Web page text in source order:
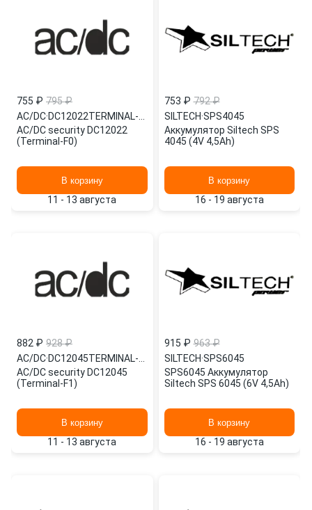
755 ₽ 795 ₽
AC/DC·
AC/DC security DC12022
(Terminal-F0)
В корзину
11 - 13 августа
753 ₽ 792 ₽
SILTECH·SPS4045
Аккумулятор Siltech SPS
4045 (4V 4,5Ah)
В корзину
16 - 19 августа
882 ₽ 928 ₽
AC/DC·
AC/DC security DC12045
(Terminal-F1)
В корзину
11 - 13 августа
915 ₽ 963 ₽
SILTECH·SPS6045
SPS6045 Аккумулятор
Siltech SPS 6045 (6V 4,5Ah)
В корзину
16 - 19 августа